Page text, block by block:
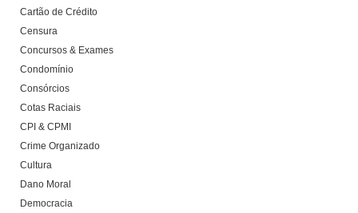
Cartão de Crédito
Censura
Concursos & Exames
Condomínio
Consórcios
Cotas Raciais
CPI & CPMI
Crime Organizado
Cultura
Dano Moral
Democracia